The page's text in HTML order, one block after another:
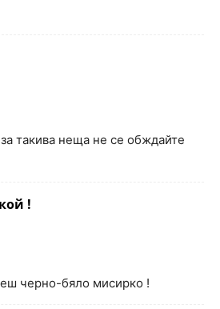
такива неща не се обждайте
!
черно-бяло мисирко !